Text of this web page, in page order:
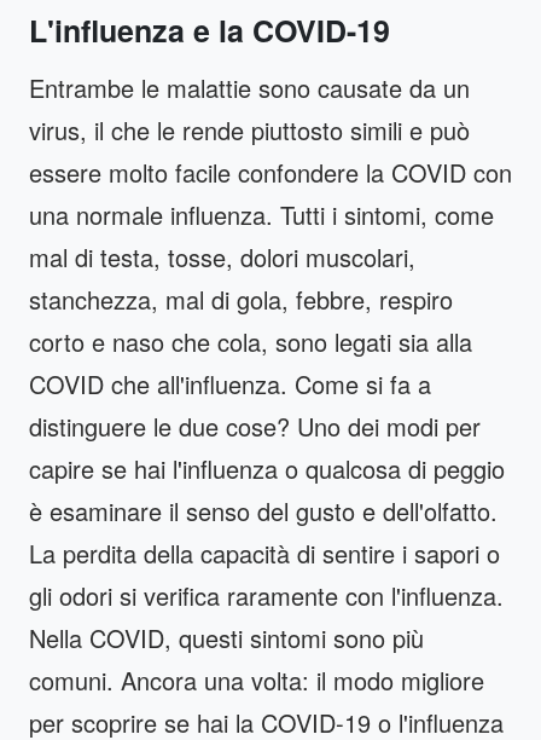
L'influenza e la COVID-19
Entrambe le malattie sono causate da un
virus, il che le rende piuttosto simili e può
essere molto facile confondere la COVID con
una normale influenza. Tutti i sintomi, come
mal di testa, tosse, dolori muscolari,
stanchezza, mal di gola, febbre, respiro
corto e naso che cola, sono legati sia alla
COVID che all'influenza. Come si fa a
distinguere le due cose? Uno dei modi per
capire se hai l'influenza o qualcosa di peggio
è esaminare il senso del gusto e dell'olfatto.
La perdita della capacità di sentire i sapori o
gli odori si verifica raramente con l'influenza.
Nella COVID, questi sintomi sono più
comuni. Ancora una volta: il modo migliore
per scoprire se hai la COVID-19 o l'influenza